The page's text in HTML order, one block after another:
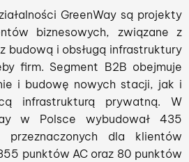
GreenWay są projekty
biznesowych, związane z
budową i obsługą infrastruktury
firm. Segment B2B obejmuje
i budowę nowych stacji, jak i
infrastrukturą prywatną. W
w Polsce wybudował 435
przeznaczonych dla klientów
punktów AC oraz 80 punktów